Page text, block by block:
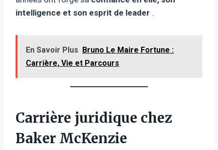
intelligence et son esprit de leader .
En Savoir Plus Bruno Le Maire Fortune :
Carrière, Vie et Parcours
Carrière juridique chez
Baker McKenzie